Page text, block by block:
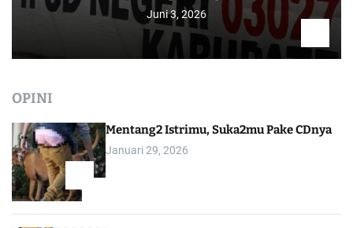
Juni 3, 2026
OPINI
Mentang2 Istrimu, Suka2mu Pake CDnya
Januari 29, 2026